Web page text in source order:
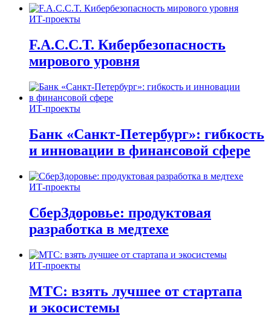
ИТ-проекты
F.A.C.C.T. Кибербезопасность
мирового уровня
ИТ-проекты
Банк «Санкт-Петербург»: гибкость
и инновации в финансовой сфере
ИТ-проекты
СберЗдоровье: продуктовая
разработка в медтехе
ИТ-проекты
МТС: взять лучшее от стартапа
и экосистемы